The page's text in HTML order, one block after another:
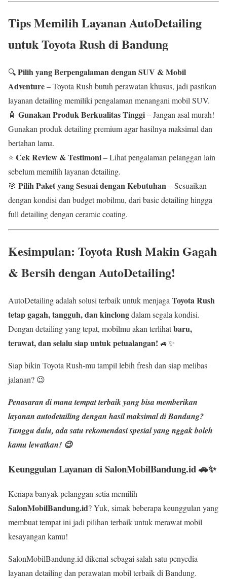
Tips Memilih Layanan AutoDetailing
untuk Toyota Rush di Bandung
🔍Pilih yang Berpengalaman dengan SUV & Mobil
Adventure– Toyota Rush butuh perawatan khusus, jadi pastikan
layanan detailing memiliki pengalaman menangani mobil SUV.
🧴 Gunakan Produk Berkualitas Tinggi– Jangan asal murah!
Gunakan produk detailing premium agar hasilnya maksimal dan
bertahan lama.
⭐ Cek Review & Testimoni– Lihat pengalaman pelanggan lain
sebelum memilih layanan detailing.
🎯 Pilih Paket yang Sesuai dengan Kebutuhan– Sesuaikan
dengan kondisi dan budget mobilmu, dari basic detailing hingga
full detailing dengan ceramic coating.
Kesimpulan: Toyota Rush Makin Gagah
& Bersih dengan AutoDetailing!
AutoDetailing adalah solusi terbaik untuk menjaga Toyota Rush
tetap gagah, tangguh, dan kinclongdalam segala kondisi.
Dengan detailing yang tepat, mobilmu akan terlihatbaru,
terawat, dan selalu siap untuk petualangan! 🚙✨
Siap bikin Toyota Rush-mu tampil lebih fresh dan siap melibas
jalanan? 😉
Penasaran di mana tempat terbaik yang bisa memberikan
layananautodetailing dengan hasil maksimaldi Bandung?
Tunggu dulu, ada satu rekomendasi spesial yang nggak boleh
kamu lewatkan! 😉
Keunggulan Layanan di SalonMobilBandung.id 🚗✨
Kenapa banyak pelanggan setia memilih
SalonMobilBandung.id? Yuk, simak beberapa keunggulan yang
membuat tempat ini jadi pilihan terbaik untuk merawat mobil
kesayangan kamu!
SalonMobilBandung.id dikenal sebagai salah satu penyedia
layanan detailing dan perawatan mobil terbaik di Bandung.